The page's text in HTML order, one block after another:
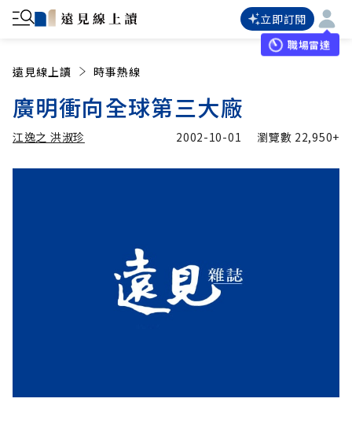
立即訂閱
職場雷達
遠見線上讀 時事熱線
廣明衝向全球第三大廠
江逸之 洪淑珍 2002-10-01 瀏覽數 22,950+